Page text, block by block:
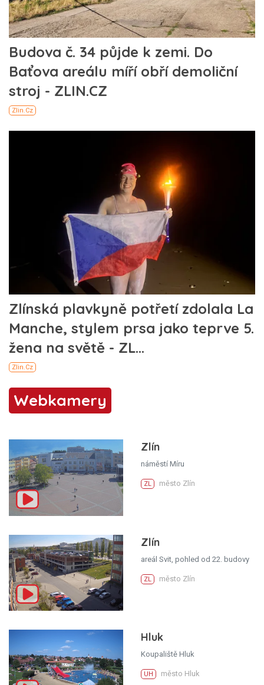
Webkamery
Zlín
náměstí Míru
ZL město Zlín
Zlín
areál Svit, pohled od 22. budovy
ZL město Zlín
Hluk
Koupaliště Hluk
UH město Hluk